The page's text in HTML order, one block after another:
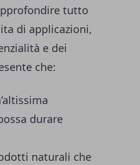
tutto
di applicazioni,
e dei
che:
durare
naturali che